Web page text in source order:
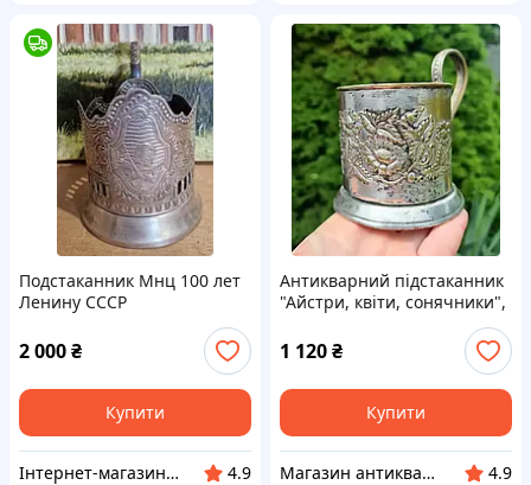
Подстаканник Мнц 100 лет
Ленину СССР
2 000₴
Купити
Інтернет-магазин Сувенір
4.9
Антикварний підстаканник
"Айстри, квіти, сонячники",
1 120₴
Купити
Магазин антикваріату
4.9